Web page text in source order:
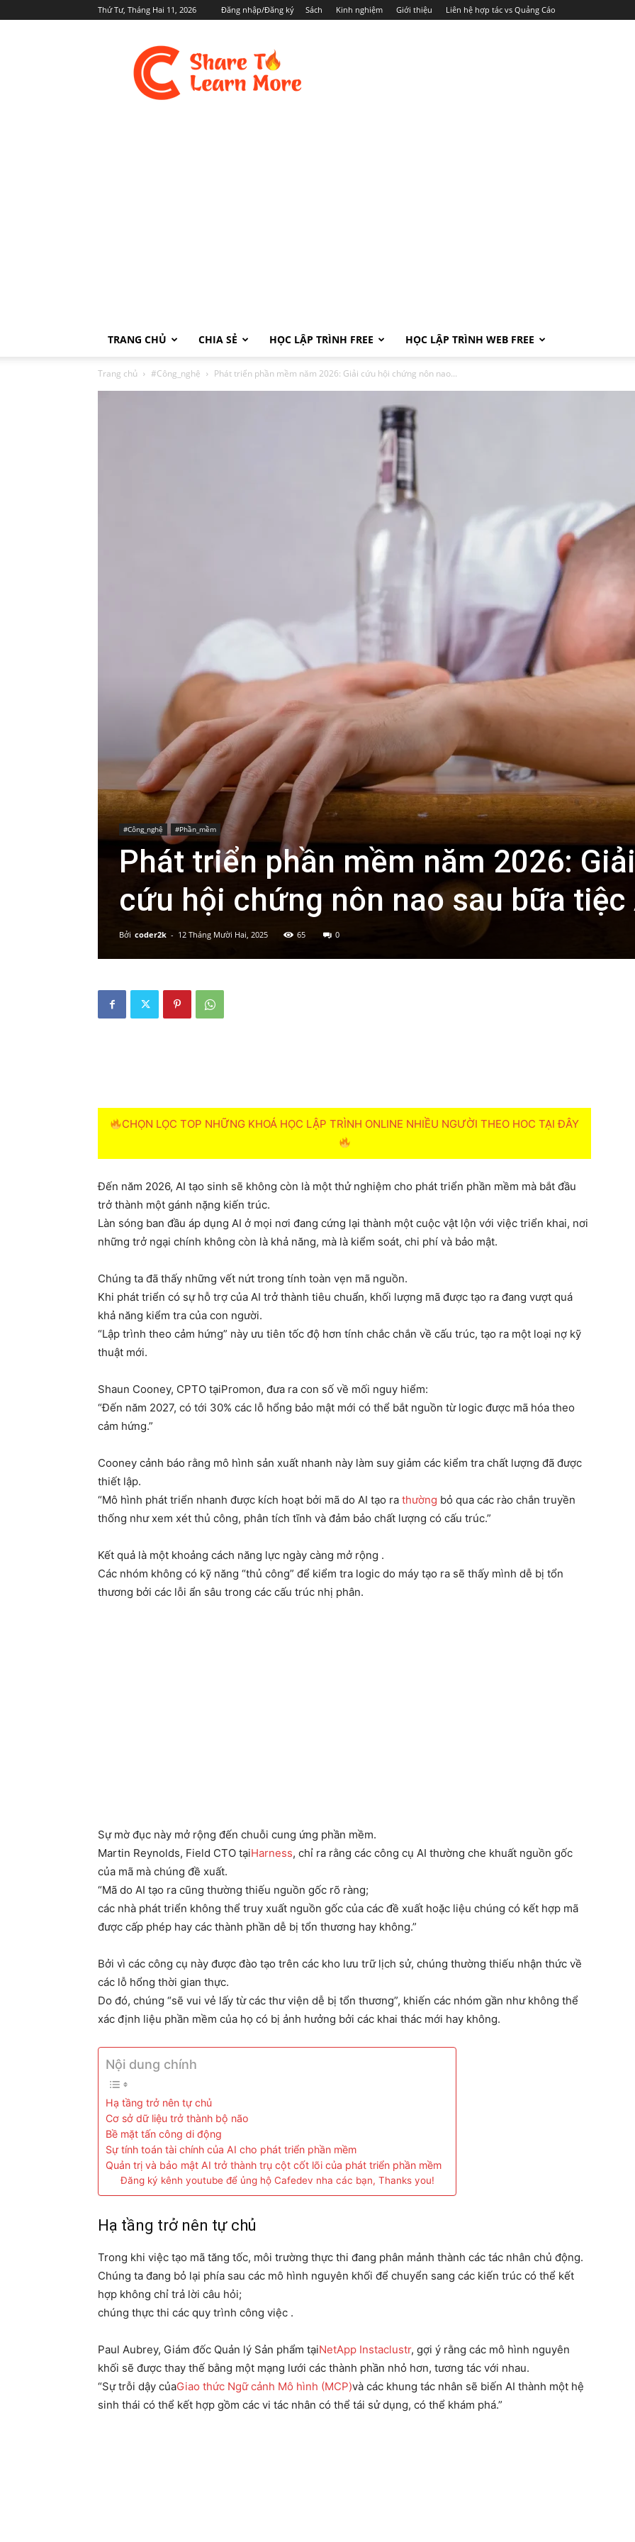
Thứ Tư, Tháng Hai 11, 2026 Đăng nhập/Đăng ký Sách Kinh nghiệm Giới thiệu Liên hệ hợp tác vs Quảng Cáo
TRANG CHỦ CHIA SẺ HỌC LẬP TRÌNH FREE HỌC LẬP TRÌNH WEB FREE
Trang chủ #Công_nghệ Phát triển phần mềm năm 2026: Giải cứu hội chứng nôn nao...
#Công_nghệ #Phần_mềm
Phát triển phần mềm năm 2026: Giải
cứu hội chứng nôn nao sau bữa tiệc
Bởi coder2k - 12 Tháng Mười Hai, 2025 65 0
CHỌN LỌC TOP NHỮNG KHOÁ HỌC LẬP TRÌNH ONLINE NHIỀU NGƯỜI THEO HOC TẠI ĐÂY
Đến năm 2026, AI tạo sinh sẽ không còn là một thử nghiệm cho phát triển phần mềm mà bắt đầu
trở thành một gánh nặng kiến trúc.
Làn sóng ban đầu áp dụng AI ở mọi nơi đang cứng lại thành một cuộc vật lộn với việc triển khai, nơi
những trở ngại chính không còn là khả năng, mà là kiểm soát, chi phí và bảo mật.
Chúng ta đã thấy những vết nứt trong tính toàn vẹn mã nguồn.
Khi phát triển có sự hỗ trợ của AI trở thành tiêu chuẩn, khối lượng mã được tạo ra đang vượt quá
khả năng kiểm tra của con người.
“Lập trình theo cảm hứng” này ưu tiên tốc độ hơn tính chắc chắn về cấu trúc, tạo ra một loại nợ kỹ
thuật mới.
Shaun Cooney, CPTO tạiPromon, đưa ra con số về mối nguy hiểm:
“Đến năm 2027, có tới 30% các lỗ hổng bảo mật mới có thể bắt nguồn từ logic được mã hóa theo
cảm hứng.”
Cooney cảnh báo rằng mô hình sản xuất nhanh này làm suy giảm các kiểm tra chất lượng đã được
thiết lập.
“Mô hình phát triển nhanh được kích hoạt bởi mã do AI tạo ra thường bỏ qua các rào chắn truyền
thống như xem xét thủ công, phân tích tĩnh và đảm bảo chất lượng có cấu trúc.”
Kết quả là một khoảng cách năng lực ngày càng mở rộng .
Các nhóm không có kỹ năng “thủ công” để kiểm tra logic do máy tạo ra sẽ thấy mình dễ bị tổn
thương bởi các lỗi ẩn sâu trong các cấu trúc nhị phân.
Sự mờ đục này mở rộng đến chuỗi cung ứng phần mềm.
Martin Reynolds, Field CTO tạiHarness, chỉ ra rằng các công cụ AI thường che khuất nguồn gốc
của mã mà chúng đề xuất.
“Mã do AI tạo ra cũng thường thiếu nguồn gốc rõ ràng;
các nhà phát triển không thể truy xuất nguồn gốc của các đề xuất hoặc liệu chúng có kết hợp mã
được cấp phép hay các thành phần dễ bị tổn thương hay không.”
Bởi vì các công cụ này được đào tạo trên các kho lưu trữ lịch sử, chúng thường thiếu nhận thức về
các lỗ hổng thời gian thực.
Do đó, chúng “sẽ vui vẻ lấy từ các thư viện dễ bị tổn thương”, khiến các nhóm gần như không thể
xác định liệu phần mềm của họ có bị ảnh hưởng bởi các khai thác mới hay không.
Nội dung chính
Hạ tầng trở nên tự chủ
Cơ sở dữ liệu trở thành bộ não
Bề mặt tấn công di động
Sự tính toán tài chính của AI cho phát triển phần mềm
Quản trị và bảo mật AI trở thành trụ cột cốt lõi của phát triển phần mềm
Đăng ký kênh youtube để ủng hộ Cafedev nha các bạn, Thanks you!
Hạ tầng trở nên tự chủ
Trong khi việc tạo mã tăng tốc, môi trường thực thi đang phân mảnh thành các tác nhân chủ động.
Chúng ta đang bỏ lại phía sau các mô hình nguyên khối để chuyển sang các kiến trúc có thể kết
hợp không chỉ trả lời câu hỏi;
chúng thực thi các quy trình công việc .
Paul Aubrey, Giám đốc Quản lý Sản phẩm tạiNetApp Instaclustr, gợi ý rằng các mô hình nguyên
khối sẽ được thay thế bằng một mạng lưới các thành phần nhỏ hơn, tương tác với nhau.
“Sự trỗi dậy củaGiao thức Ngữ cảnh Mô hình (MCP)và các khung tác nhân sẽ biến AI thành một hệ
sinh thái có thể kết hợp gồm các vi tác nhân có thể tái sử dụng, có thể khám phá.”